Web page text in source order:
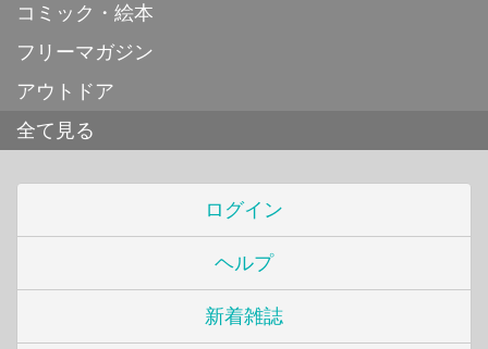
コミック・絵本
フリーマガジン
アウトドア
全て見る
ログイン
ヘルプ
新着雑誌